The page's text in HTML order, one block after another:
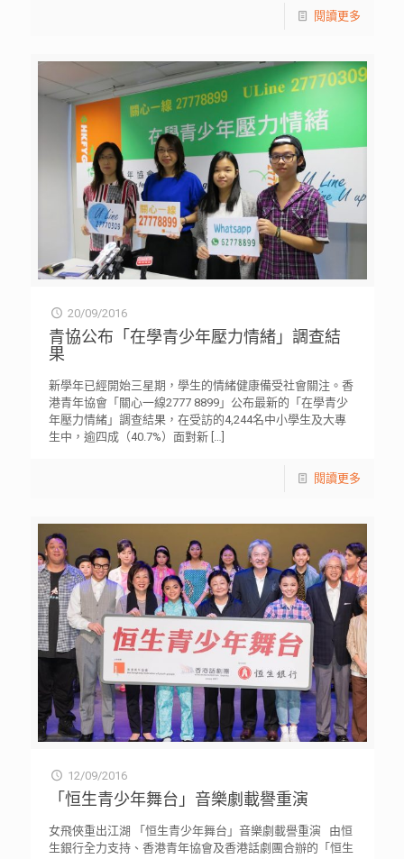
閱讀更多
20/09/2016
青協公布「在學青少年壓力情緒」調查結
果
新學年已經開始三星期，學生的情緒健康備受社會關注。香
港青年協會「關心一線2777 8899」公布最新的「在學青少
年壓力情緒」調查結果，在受訪的4,244名中小學生及大專
生中，逾四成（40.7%）面對新[…]
閱讀更多
12/09/2016
「恒生青少年舞台」音樂劇載譽重演
女飛俠重出江湖 「恒生青少年舞台」音樂劇載譽重演 由恒
生銀行全力支持、香港青年協會及香港話劇團合辦的「恒生